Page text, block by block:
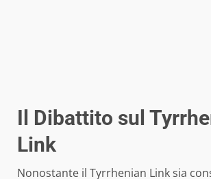
Il Dibattito sul
Link
Nonostante il Tyrrhenian Link sia